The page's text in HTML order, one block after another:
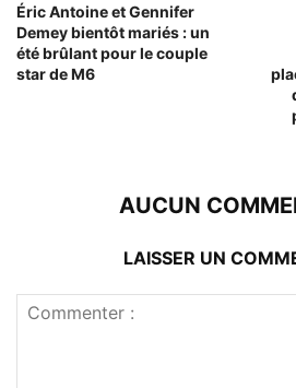
Éric Antoine et Gennifer
Demey bientôt mariés : un
été brûlant pour le couple
star de M6
AUCUN
LAISSER UN